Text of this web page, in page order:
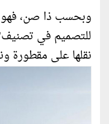
وبحسب ذا صن، فهو
للتصميم في
نقلها على مقطورة